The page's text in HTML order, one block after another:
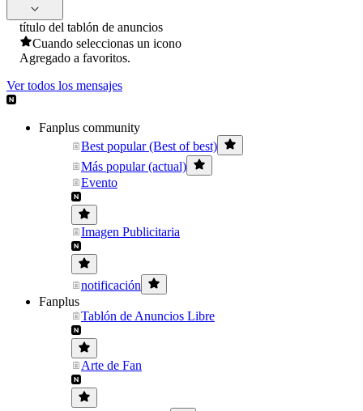
título del tablón de anuncios
Cuando seleccionas un icono
Agregado a favoritos.
Ver todos los mensajes
Fanplus community
Best popular (Best of best)
Más popular (actual)
Evento
Imagen Publicitaria
notificación
Fanplus
Tablón de Anuncios Libre
Arte de Fan